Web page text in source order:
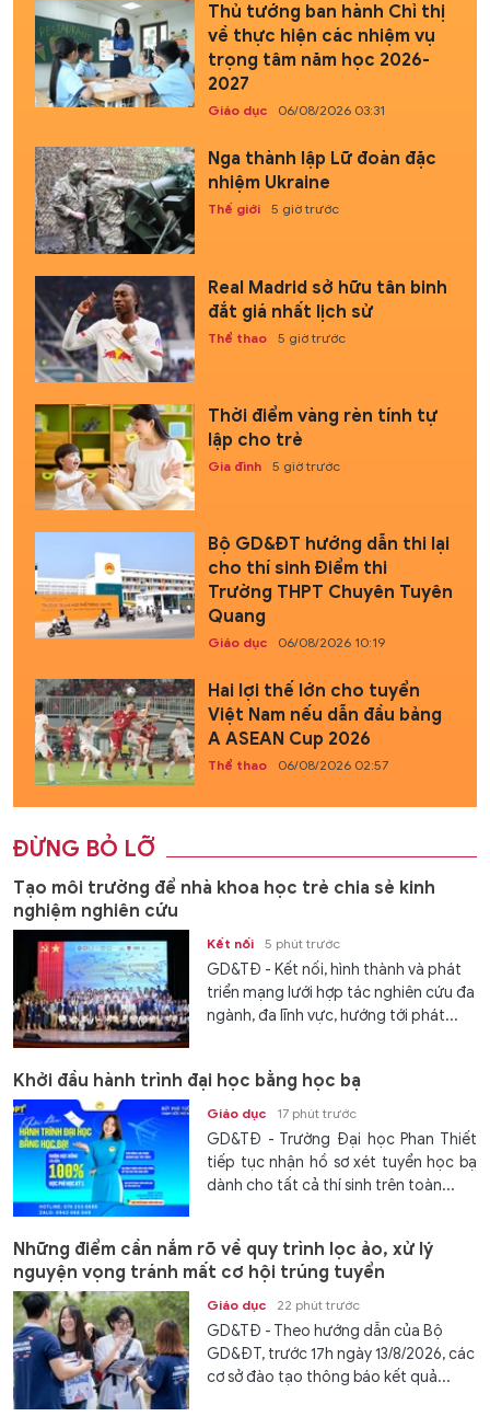
Thủ tướng ban hành Chỉ thị
về thực hiện các nhiệm vụ
trọng tâm năm học 2026-
2027
Giáo dục 06/08/2026 03:31
Nga thành lập Lữ đoàn đặc
nhiệm Ukraine
Thế giới 5 giờ trước
Real Madrid sở hữu tân binh
đắt giá nhất lịch sử
Thể thao 5 giờ trước
Thời điểm vàng rèn tính tự
lập cho trẻ
Gia đình 5 giờ trước
Bộ GD&ĐT hướng dẫn thi lại
cho thí sinh Điểm thi
Trường THPT Chuyên Tuyên
Quang
Giáo dục 06/08/2026 10:19
Hai lợi thế lớn cho tuyển
Việt Nam nếu dẫn đầu bảng
A ASEAN Cup 2026
Thể thao 06/08/2026 02:57
ĐỪNG BỎ LỠ
Tạo môi trường để nhà khoa học trẻ chia sẻ kinh
nghiệm nghiên cứu
Kết nối 5 phút trước
GD&TĐ - Kết nối, hình thành và phát
triển mạng lưới hợp tác nghiên cứu đa
ngành, đa lĩnh vực, hướng tới phát...
Khởi đầu hành trình đại học bằng học bạ
Giáo dục 17 phút trước
GD&TĐ - Trường Đại học Phan Thiết
tiếp tục nhận hồ sơ xét tuyển học bạ
dành cho tất cả thí sinh trên toàn...
Những điểm cần nắm rõ về quy trình lọc ảo, xử lý
nguyện vọng tránh mất cơ hội trúng tuyển
Giáo dục 22 phút trước
GD&TĐ - Theo hướng dẫn của Bộ
GD&ĐT, trước 17h ngày 13/8/2026, các
cơ sở đào tạo thông báo kết quả...